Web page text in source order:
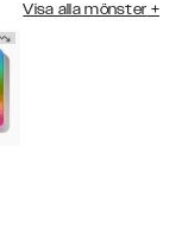
Visa alla mönster +